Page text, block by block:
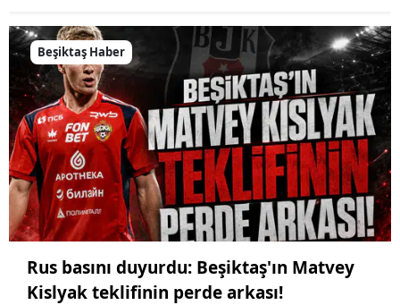
Beşiktaş Haber
Rus basını duyurdu: Beşiktaş'ın Matvey
Kislyak teklifinin perde arkası!